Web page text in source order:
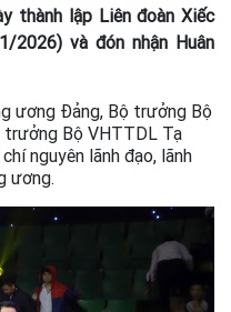
thành lập Liên đoàn Xiếc
và đón nhận Huân
ương Đảng, Bộ trưởng Bộ
trưởng Bộ VHTTDL Tạ
nguyên lãnh đạo, lãnh
ương.